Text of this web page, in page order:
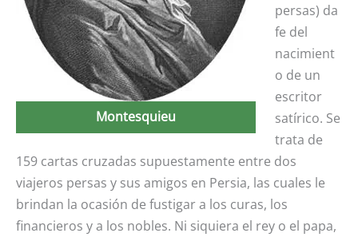
Montesquieu
persas) da
fe del
nacimient
o de un
escritor
satírico. Se
trata de
159 cartas cruzadas supuestamente entre dos
viajeros persas y sus amigos en Persia, las cuales le
brindan la ocasión de fustigar a los curas, los
financieros y a los nobles. Ni siquiera el rey o el papa,